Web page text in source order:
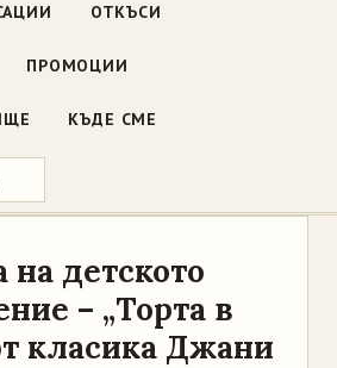
ОТКЪСИ
ПРОМОЦИИ
КЪДЕ СМЕ
на детското
– „Торта в
класика Джани